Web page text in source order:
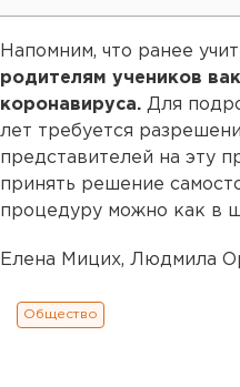
Напомним, что ранее
родителям учеников
коронавируса. Для
лет требуется
представителей на эту
принять решение
процедуру можно как в
Елена Мицих, Людмила
Общество